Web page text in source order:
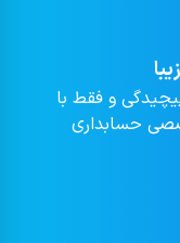
و فقط با
حسابداری